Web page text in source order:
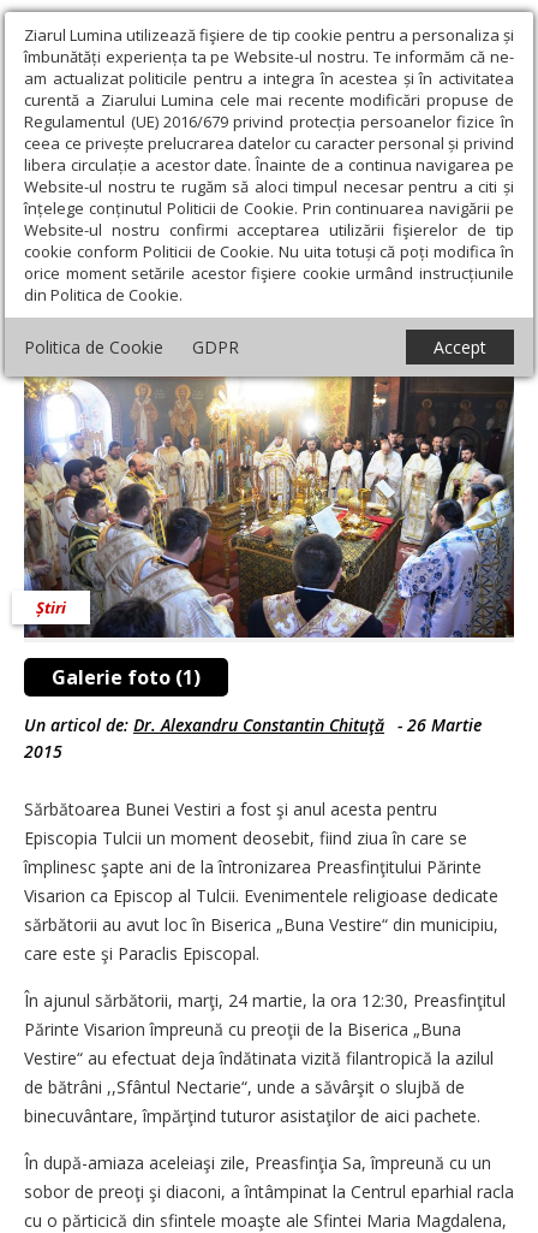
Ziarul Lumina utilizează fişiere de tip cookie pentru a personaliza și
îmbunătăți experiența ta pe Website-ul nostru. Te informăm că ne-
am actualizat politicile pentru a integra în acestea și în activitatea
curentă a Ziarului Lumina cele mai recente modificări propuse de
Regulamentul (UE) 2016/679 privind protecția persoanelor fizice în
ceea ce privește prelucrarea datelor cu caracter personal și privind
libera circulație a acestor date. Înainte de a continua navigarea pe
Website-ul nostru te rugăm să aloci timpul necesar pentru a citi și
înțelege conținutul Politicii de Cookie. Prin continuarea navigării pe
Website-ul nostru confirmi acceptarea utilizării fişierelor de tip
cookie conform Politicii de Cookie. Nu uita totuși că poți modifica în
orice moment setările acestor fişiere cookie urmând instrucțiunile
din Politica de Cookie.
Politica de Cookie GDPR Accept
Ziarul Lumina › Actualitate religioasă › Știri › Episcopia Tulcii în zi
de sărbătoare
Episcopia Tulcii în zi de sărbătoare
Galerie foto (1)
Știri
Un articol de: Dr. Alexandru Constantin Chituţă - 26 Martie
2015
Sărbătoarea Bunei Vestiri a fost şi anul acesta pentru
Episcopia Tulcii un moment deosebit, fiind ziua în care se
împlinesc şapte ani de la întronizarea Preasfinţitului Părinte
Visarion ca Episcop al Tulcii. Evenimentele religioase dedicate
sărbătorii au avut loc în Biserica „Buna Vestire“ din municipiu,
care este şi Paraclis Episcopal.
În ajunul sărbătorii, marţi, 24 martie, la ora 12:30, Preasfinţitul
Părinte Visarion împreună cu preoţii de la Biserica „Buna
Vestire“ au efectuat deja îndătinata vizită filantropică la azilul
de bătrâni ,,Sfântul Nectarie“, unde a săvârşit o slujbă de
binecuvântare, împărţind tuturor asistaţilor de aici pachete.
În după-amiaza aceleiaşi zile, Preasfinţia Sa, împreună cu un
sobor de preoţi şi diaconi, a întâmpinat la Centrul eparhial racla
cu o părticică din sfintele moaşte ale Sfintei Maria Magdalena,